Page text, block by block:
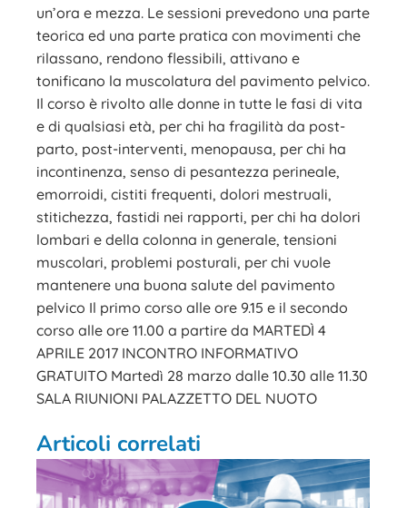
un’ora e mezza. Le sessioni prevedono una parte
teorica ed una parte pratica con movimenti che
rilassano, rendono flessibili, attivano e
tonificano la muscolatura del pavimento pelvico.
Il corso è rivolto alle donne in tutte le fasi di vita
e di qualsiasi età, per chi ha fragilità da post-
parto, post-interventi, menopausa, per chi ha
incontinenza, senso di pesantezza perineale,
emorroidi, cistiti frequenti, dolori mestruali,
stitichezza, fastidi nei rapporti, per chi ha dolori
lombari e della colonna in generale, tensioni
muscolari, problemi posturali, per chi vuole
mantenere una buona salute del pavimento
pelvico Il primo corso alle ore 9.15 e il secondo
corso alle ore 11.00 a partire da MARTEDÌ 4
APRILE 2017 INCONTRO INFORMATIVO
GRATUITO Martedì 28 marzo dalle 10.30 alle 11.30
SALA RIUNIONI PALAZZETTO DEL NUOTO
Articoli correlati